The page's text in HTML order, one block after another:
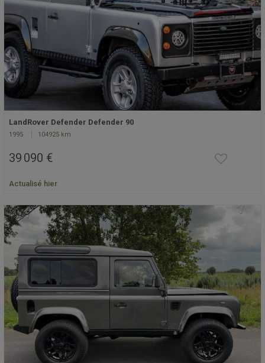
LandRover Defender Defender 90
1995 104925 km
39 090 €
Actualisé hier